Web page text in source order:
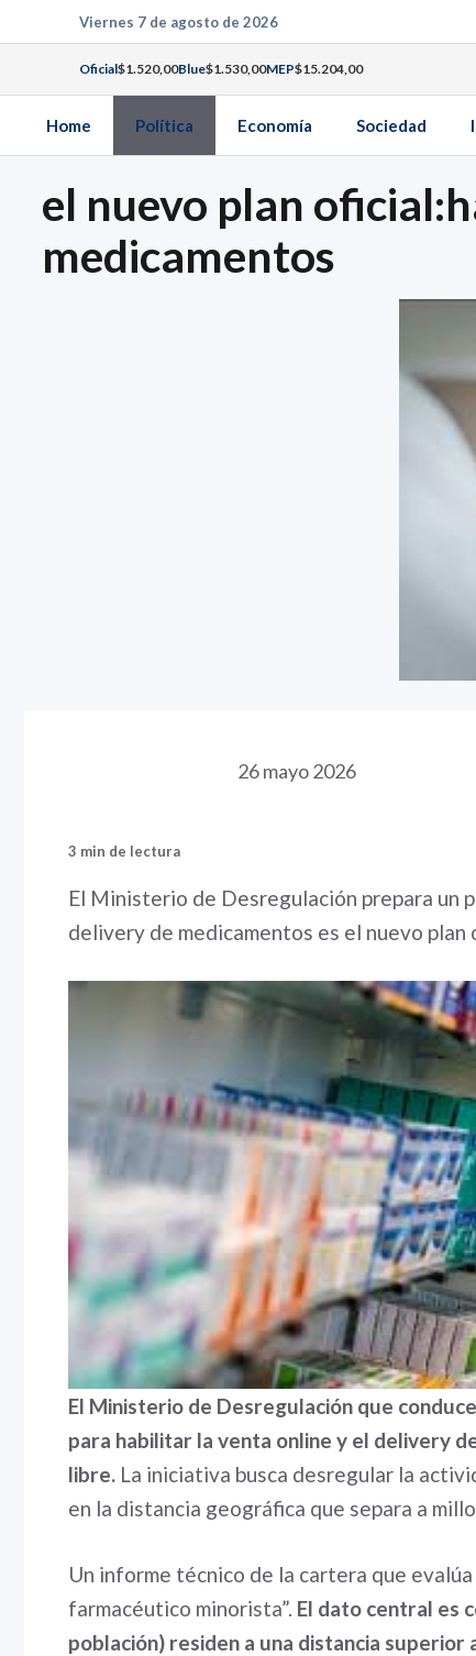
al
contenido
Viernes 7 de agosto de 2026
Oficial$1.520,00Blue$1.530,00MEP$15.204,00
Home Política Economía Sociedad
el nuevo plan
medicamentos
26 mayo 2026
3 min de lectura
El Ministerio de Desregulación prepara un
delivery de medicamentos es el nuevo
El Ministerio de Desregulación que
para habilitar la venta online y el delivery
libre. La iniciativa busca desregular la
en la distancia geográfica que separa a
Un informe técnico de la cartera que
farmacéutico minorista”. El dato central es
población) residen a una distancia